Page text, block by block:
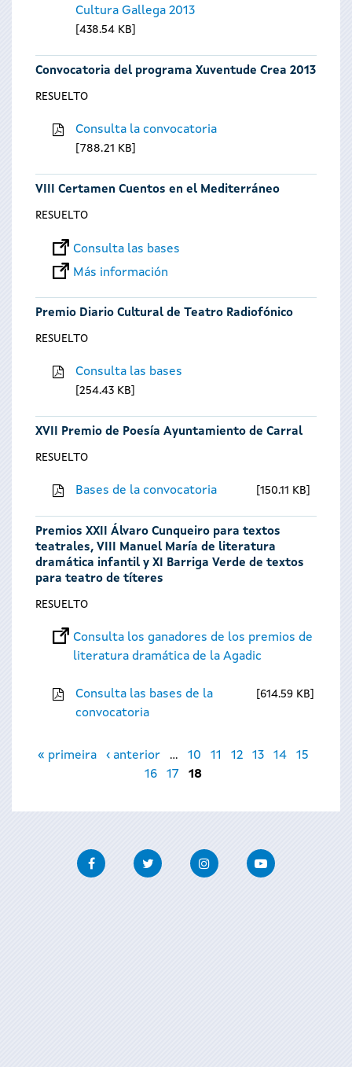
Cultura Gallega 2013
438.54 KB
Convocatoria del programa Xuventude Crea 2013
RESUELTO
Consulta la convocatoria
788.21 KB
VIII Certamen Cuentos en el Mediterráneo
RESUELTO
Consulta las bases
Más información
Premio Diario Cultural de Teatro Radiofónico
RESUELTO
Consulta las bases
254.43 KB
XVII Premio de Poesía Ayuntamiento de Carral
RESUELTO
Bases de la convocatoria 150.11 KB
Premios XXII Álvaro Cunqueiro para textos
teatrales, VIII Manuel María de literatura
dramática infantil y XI Barriga Verde de textos
para teatro de títeres
RESUELTO
Consulta los ganadores de los premios de
literatura dramática de la Agadic
Consulta las bases de la
convocatoria
614.59 KB
Páginas
« primeira ‹ anterior … 10 11 12 13 14
15
16
17 18
FacebookTwitter InstagramYoutube